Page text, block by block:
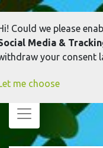
Toggle
Could we please
Media &
your consent
me choose